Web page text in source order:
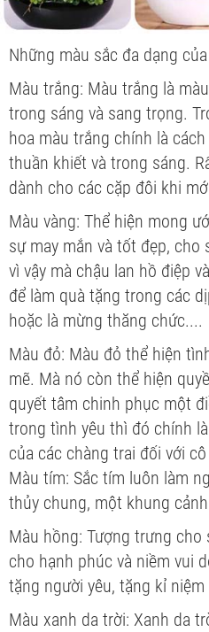
Những màu sắc đa dạng
Màu trắng: Màu trắng là
trong sáng và sang trọng.
hoa màu trắng chính là
thuần khiết và trong sáng.
dành cho các cặp đôi khi
Màu vàng: Thể hiện mong
sự may mắn và tốt đẹp,
vì vậy mà chậu lan hồ điệp
để làm quà tặng trong các
hoặc là mừng thăng chức....
Màu đỏ: Màu đỏ thể hiện
mẽ. Mà nó còn thể hiện
quyết tâm chinh phục một
trong tình yêu thì đó chính
của các chàng trai đối với
Màu tím: Sắc tím luôn làm
thủy chung, một khung
Màu hồng: Tượng trưng cho
cho hạnh phúc và niềm vui
tặng người yêu, tặng kỉ niệm
Màu xanh da trời: Xanh da